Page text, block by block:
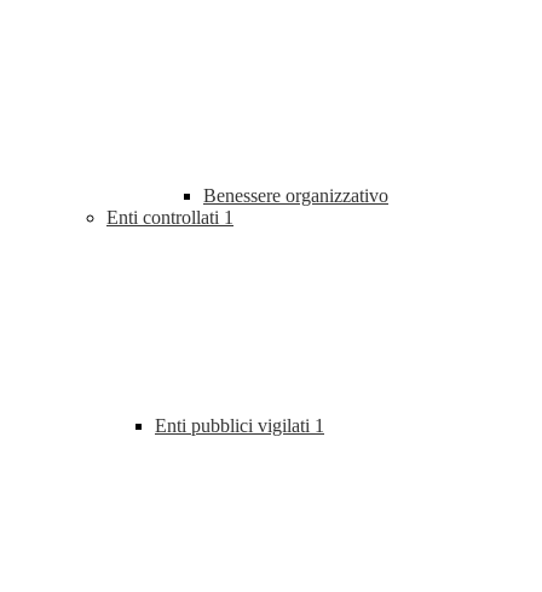
Benessere organizzativo
Enti controllati 1
Enti pubblici vigilati 1